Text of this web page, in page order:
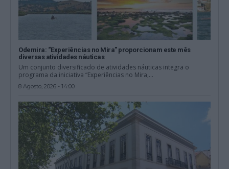
Odemira: “Experiências no Mira” proporcionam este mês
diversas atividades náuticas
Um conjunto diversificado de atividades náuticas integra o
programa da iniciativa “Experiências no Mira,...
8 Agosto, 2026 - 14:00